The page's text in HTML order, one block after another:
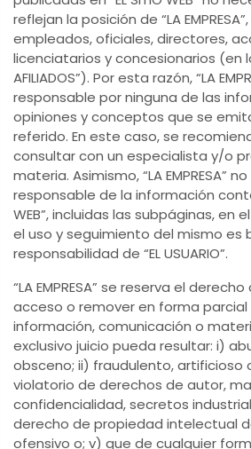
reflejan la posición de “LA
empleados, oficiales, directores,
licenciatarios y concesionarios (en
AFILIADOS”). Por esta razón, “LA
responsable por ninguna de las
opiniones y conceptos que se emitan
referido. En este caso, se
consultar con un especialista y/o
materia. Asimismo, “LA EMPRESA”
responsable de la información
WEB”, incluidas las subpáginas, en
el uso y seguimiento del mismo es
responsabilidad de “EL USUARIO”.
“LA EMPRESA” se reserva el
acceso o remover en forma
información, comunicación o
exclusivo juicio pueda resultar: i)
obsceno; ii) fraudulento, artificioso
violatorio de derechos de autor,
confidencialidad, secretos
derecho de propiedad intelectual
ofensivo o; v) que de cualquier